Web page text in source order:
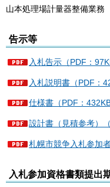
山本処理場計量器整備業務
告示等
入札告示（PDF：
入札説明書（PDF：
仕様書（PDF：432KB
設計書（見積参考）
札幌市競争入札参加
入札参加資格書類提出